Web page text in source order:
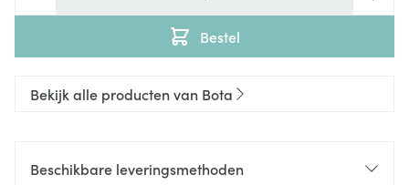
Bestel
Bekijk alle producten van Bota
Beschikbare leveringsmethoden